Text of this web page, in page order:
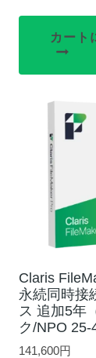
カート
Claris
永続同時接
ス 追加5年
ク/NPO 25-
141,600円